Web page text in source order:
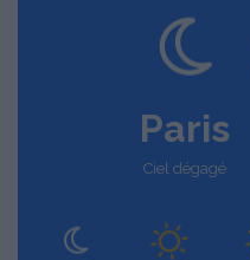
Paris
Ciel dégagé